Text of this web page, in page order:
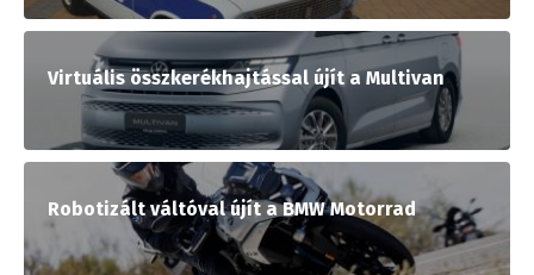
Virtuális összkerékhajtással újít a Multivan
Robotizált váltóval újít a BMW Motorrad